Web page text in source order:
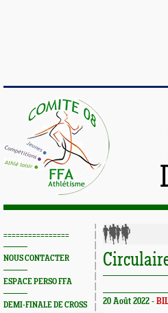
================
NOUS CONTACTER
ESPACE PERSO FFA
DEMI-FINALE DE CROSS 20 Août 2022 -